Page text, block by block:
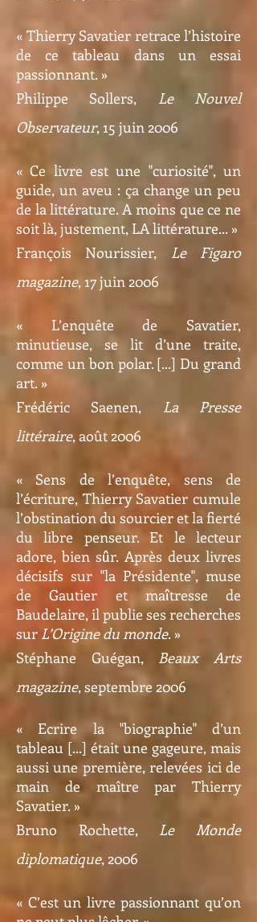
« Thierry Savatier retrace l’histoire
de ce tableau dans un essai
passionnant. »
Philippe Sollers, Le Nouvel
Observateur, 15 juin 2006
« Ce livre est une "curiosité", un
guide, un aveu : ça change un peu
de la littérature. A moins que ce ne
soit là, justement, LA littérature... »
François Nourissier, Le Figaro
magazine, 17 juin 2006
« L’enquête de Savatier,
minutieuse, se lit d’une traite,
comme un bon polar. [...] Du grand
art. »
Frédéric Saenen, La Presse
littéraire, août 2006
« Sens de l’enquête, sens de
l’écriture, Thierry Savatier cumule
l’obstination du sourcier et la fierté
du libre penseur. Et le lecteur
adore, bien sûr. Après deux livres
décisifs sur "la Présidente", muse
de Gautier et maîtresse de
Baudelaire, il publie ses recherches
sur L’Origine du monde. »
Stéphane Guégan, Beaux Arts
magazine, septembre 2006
« Ecrire la "biographie" d’un
tableau [...] était une gageure, mais
aussi une première, relevées ici de
main de maître par Thierry
Savatier. »
Bruno Rochette, Le Monde
diplomatique, 2006
« C’est un livre passionnant qu’on